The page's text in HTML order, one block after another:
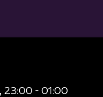
23:00 - 01:00